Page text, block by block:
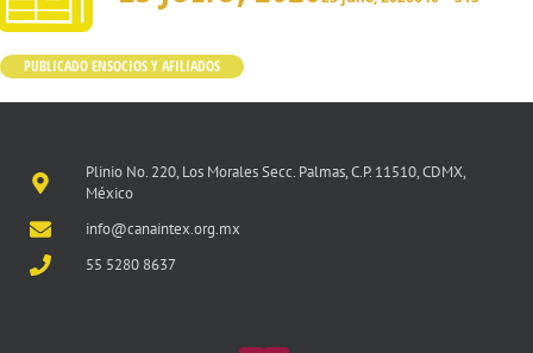
PUBLICADO ENSOCIOS Y AFILIADOS
Plinio No. 220, Los Morales Secc. Palmas, C.P. 11510, CDMX,
México
info@canaintex.org.mx
55 5280 8637